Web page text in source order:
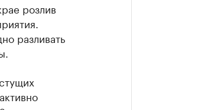
розлив
разливать